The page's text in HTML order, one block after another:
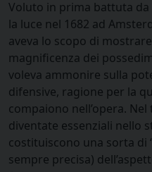
Voluto in prima battuta da
la luce nel 1682 ad
aveva lo scopo di
magnificenza dei
voleva ammonire sulla
difensive, ragione per la
compaiono nell’opera.
diventate essenziali nello
costituiscono una sorta di
sempre precisa)